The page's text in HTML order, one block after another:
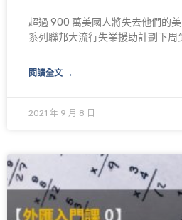
超過 900 萬美國人將失去他們的
系列聯邦大流行失業援助計劃下周
閱讀全文 →
2021 年 9 月 8 日